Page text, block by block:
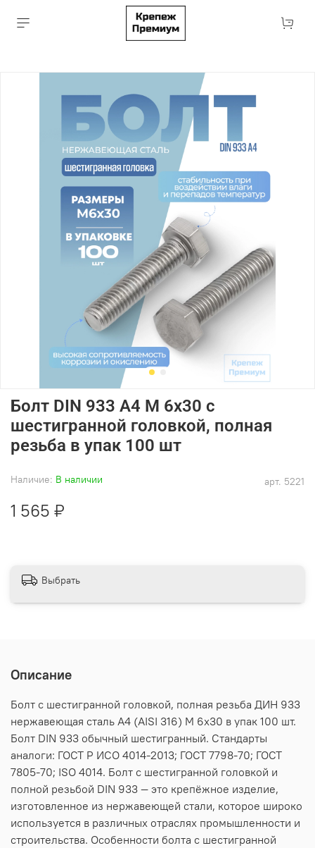
арт. 5221
Наличие: В наличии
Болт DIN 933 А4 M 6х30 с
шестигранной головкой, полная
резьба в упак 100 шт
1 565 ₽
Выбрать
Описание
Болт с шестигранной головкой, полная резьба ДИН 933
нержавеющая сталь А4 (AISI 316) M 6х30 в упак 100 шт.
Болт DIN 933 обычный шестигранный. Стандарты
аналоги: ГОСТ Р ИСО 4014-2013; ГОСТ 7798-70; ГОСТ
7805-70; ISO 4014. Болт с шестигранной головкой и
полной резьбой DIN 933 — это крепёжное изделие,
изготовленное из нержавеющей стали, которое широко
используется в различных отраслях промышленности и
строительства. Особенности болта с шестигранной